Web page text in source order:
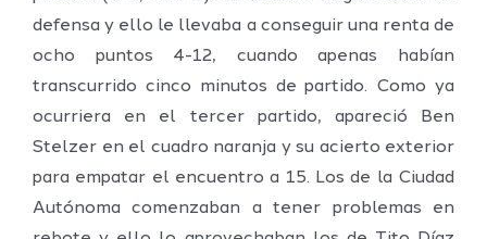
defensa y ello le llevaba a conseguir una renta de
ocho puntos 4-12, cuando apenas habían
transcurrido cinco minutos de partido. Como ya
ocurriera en el tercer partido, apareció Ben
Stelzer en el cuadro naranja y su acierto exterior
para empatar el encuentro a 15. Los de la Ciudad
Autónoma comenzaban a tener problemas en